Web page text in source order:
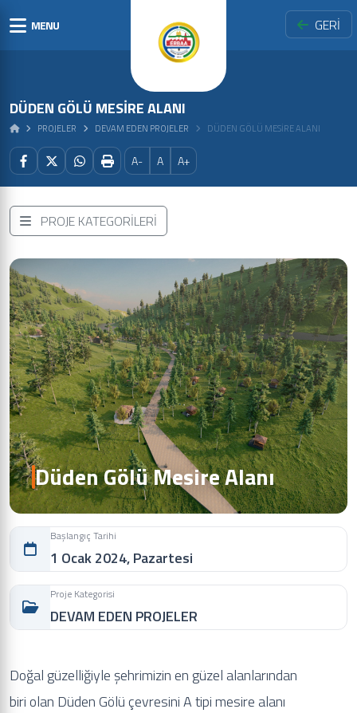
MENU
DÜDEN GÖLÜ MESIRE ALANI
PROJELER DEVAM EDEN PROJELER DÜDEN GÖLÜ MESIRE ALANI
A- A A+
GERİ
PROJE KATEGORİLERİ
Düden Gölü Mesire Alanı
Başlangıç Tarihi
1 Ocak 2024, Pazartesi
Proje Kategorisi
DEVAM EDEN PROJELER
Doğal güzelliğiyle şehrimizin en güzel alanlarından
biri olan Düden Gölü çevresini A tipi mesire alanı